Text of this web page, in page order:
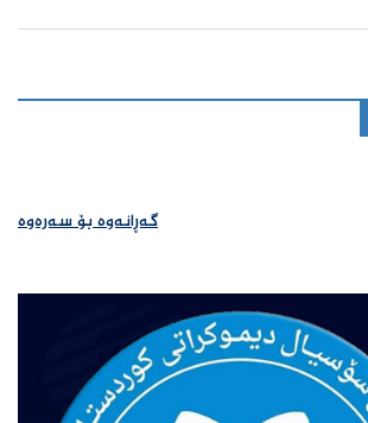
گەڕانەوە بۆ سەرەوە